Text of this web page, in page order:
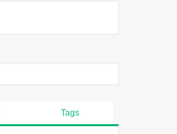
Tags